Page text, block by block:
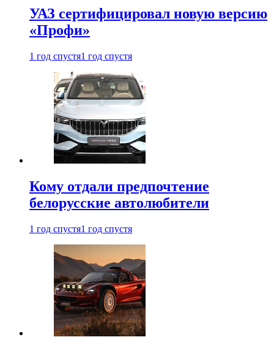
УАЗ сертифицировал новую версию
«Профи»
1 год спустя1 год спустя
Кому отдали предпочтение
белорусские автолюбители
1 год спустя1 год спустя